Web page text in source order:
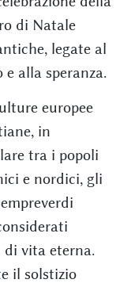
di Natale
legate al
alla speranza.
europee
in
tra i popoli
e nordici, gli
di vita eterna.
il solstizio